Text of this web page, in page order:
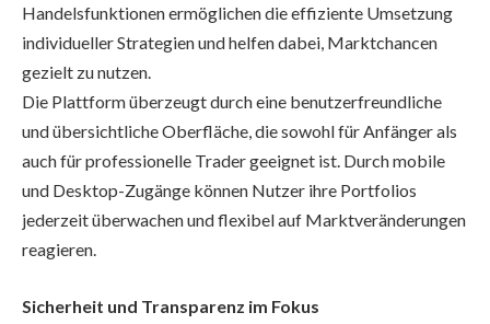
Handelsfunktionen ermöglichen die effiziente Umsetzung
individueller Strategien und helfen dabei, Marktchancen
gezielt zu nutzen.
Die Plattform überzeugt durch eine benutzerfreundliche
und übersichtliche Oberfläche, die sowohl für Anfänger als
auch für professionelle Trader geeignet ist. Durch mobile
und Desktop-Zugänge können Nutzer ihre Portfolios
jederzeit überwachen und flexibel auf Marktveränderungen
reagieren.
Sicherheit und Transparenz im Fokus